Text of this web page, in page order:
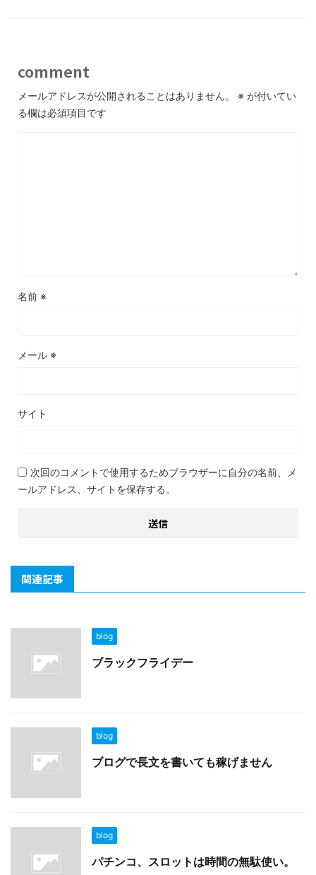
comment
メールアドレスが公開されることはありません。 ※ が付いてい
る欄は必須項目です
名前 ※
メール ※
サイト
次回のコメントで使用するためブラウザーに自分の名前、メ
ールアドレス、サイトを保存する。
関連記事
blog
ブラックフライデー
blog
ブログで長文を書いても稼げません
blog
パチンコ、スロットは時間の無駄使い。